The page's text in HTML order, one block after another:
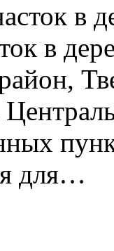
в
в
для…